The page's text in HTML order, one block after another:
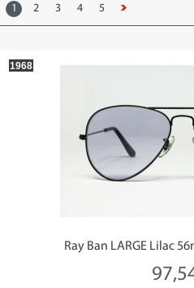
1
2 3 4 5
Ray Ban LARGE Lilac
1968